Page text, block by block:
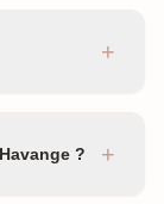
+
? +